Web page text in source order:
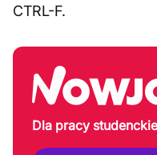
CTRL-F.
Dla pracy